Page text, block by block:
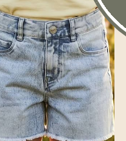
Engel Hue -
Uld - Baby
Bonnet Sand
Melange
Før139,00DKK
Nu
111,00DKK